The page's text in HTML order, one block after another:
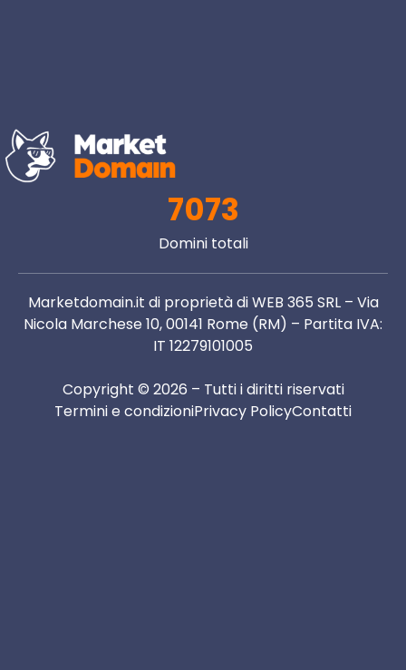
7073
Domini totali
Marketdomain.it di proprietà di WEB 365 SRL – Via
Nicola Marchese 10, 00141 Rome (RM) – Partita IVA:
IT 12279101005
Copyright © 2026 – Tutti i diritti riservati
Termini e condizioniPrivacy PolicyContatti